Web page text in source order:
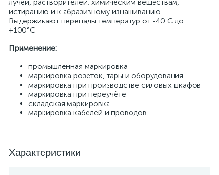
лучей, растворителей, химическим веществам,
истиранию и к абразивному изнашиванию.
Выдерживают перепады температур от -40 С до
+100°С
Применение:
промышленная маркировка
маркировка розеток, тары и оборудования
маркировка при производстве силовых шкафов
маркировка при переучёте
складская маркировка
маркировка кабелей и проводов
Характеристики